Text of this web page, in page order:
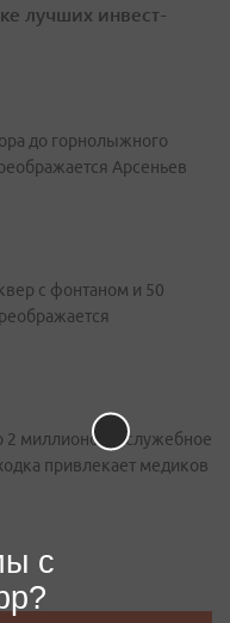
лучших инвест-
до горнолыжного
Арсеньев
с фонтаном и 50
миллионов и служебное
привлекает медиков
с